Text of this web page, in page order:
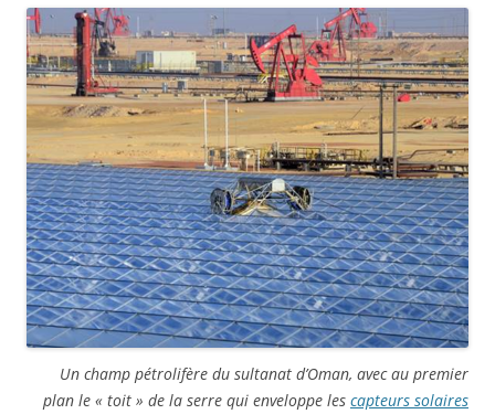
Un champ pétrolifère du sultanat d’Oman, avec au premier
plan le « toit » de la serre qui enveloppe les capteurs solaires